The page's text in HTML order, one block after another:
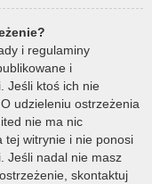
i regulaminy
i
Jeśli ktoś ich nie
udzieleniu ostrzeżenia
nie ma nic
tej witrynie i nie ponosi
Jeśli nadal nie masz
skontaktuj